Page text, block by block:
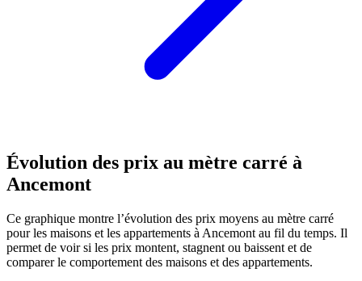
Évolution des prix au mètre carré à
Ancemont
Ce graphique montre l’évolution des prix moyens au mètre carré
pour les maisons et les appartements à Ancemont au fil du temps. Il
permet de voir si les prix montent, stagnent ou baissent et de
comparer le comportement des maisons et des appartements.